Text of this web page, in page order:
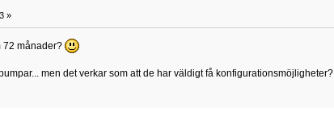
»
72 månader?
men det verkar som att de har väldigt få konfigurationsmöjligheter?